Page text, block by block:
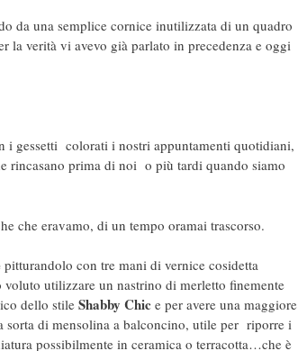
da una semplice cornice inutilizzata di un quadro
la verità vi avevo già parlato in precedenza e oggi
i gessetti colorati i nostri appuntamenti quotidiani,
rincasano prima di noi o più tardi quando siamo
che eravamo, di un tempo oramai trascorso.
pitturandolo con tre mani di vernice cosidetta
voluto utilizzare un nastrino di merletto finemente
dello stile Shabby Chic e per avere una maggiore
sorta di mensolina a balconcino, utile per riporre i
possibilmente in ceramica o terracotta…che è